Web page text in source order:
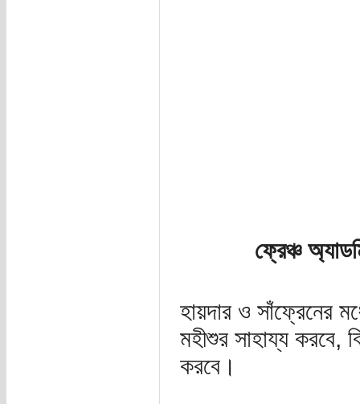
ফ্রেঞ্চ
হায়দার ও সাঁফ্রেনের
মহীশুর সাহায্য করবে,
করবে।